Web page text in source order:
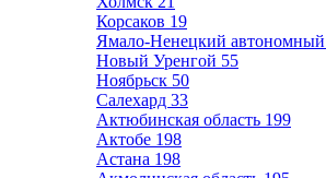
Корсаков 19
Ямало-Ненецкий автономный
Новый Уренгой 55
Ноябрьск 50
Салехард 33
Актюбинская область 199
Актобе 198
Астана 198